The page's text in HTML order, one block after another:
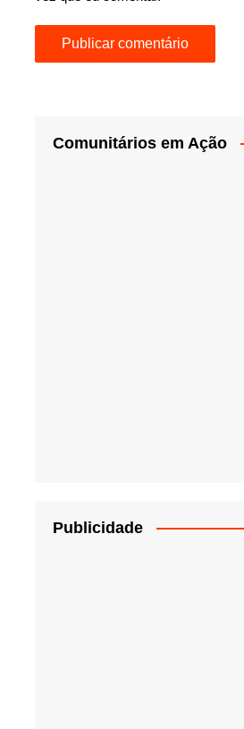
Comunitários em Ação
Publicidade